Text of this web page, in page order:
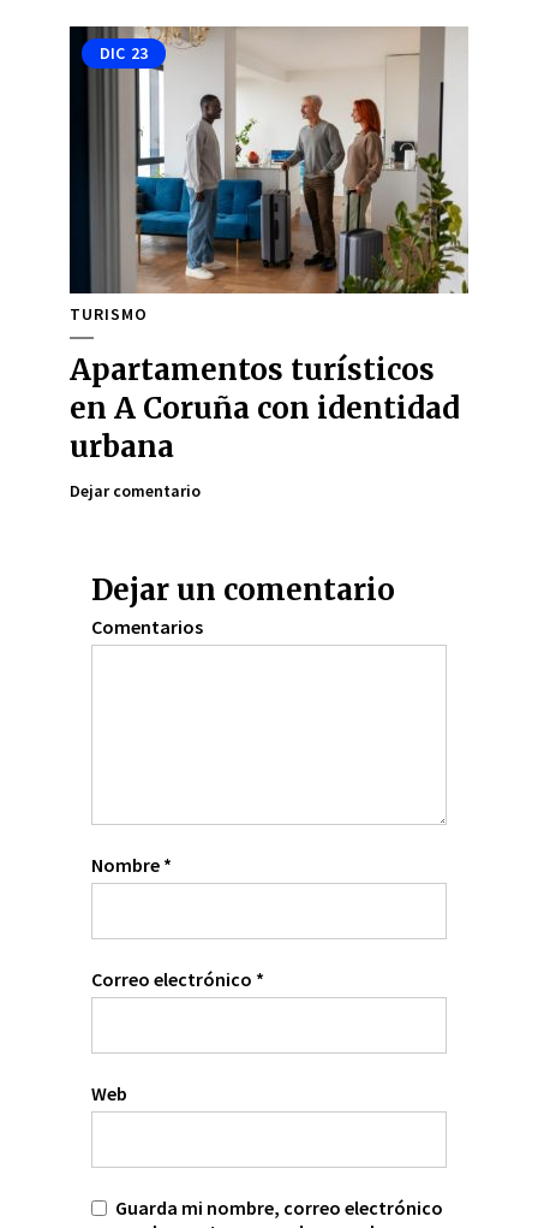
DIC 23
TURISMO
Apartamentos turísticos
en A Coruña con identidad
urbana
Dejar comentario
Dejar un comentario
Comentarios
Nombre *
Correo electrónico *
Web
Guarda mi nombre, correo electrónico